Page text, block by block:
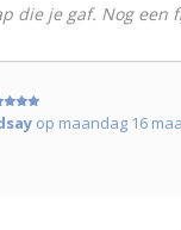
die je gaf. Nog een
op maandag 16